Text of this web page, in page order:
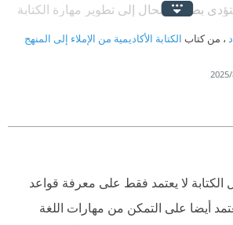
بطبيعة الحال إلى تطوير مهارة الكتابة
، من كتاب الكتابة الأكاديمية من الإملاء إلى المنهج
لا يعتمد فقط على معرفة قواعد
أيضا على التمكن من مهارات اللغة